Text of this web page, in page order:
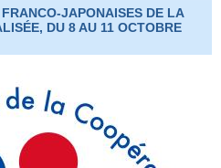
JAPONAISES DE LA
DU 8 AU 11 OCTOBRE